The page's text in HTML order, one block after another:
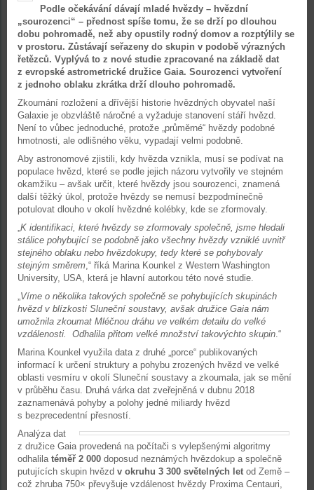
Podle očekávání dávají mladé hvězdy – hvězdní
„sourozenci“ – přednost spíše tomu, že se drží po dlouhou
dobu pohromadě, než aby opustily rodný domov a rozptýlily se
v prostoru. Zůstávají seřazeny do skupin v podobě výrazných
řetězců. Vyplývá to z nové studie zpracované na základě dat
z evropské astrometrické družice Gaia. Sourozenci vytvoření
z jednoho oblaku zkrátka drží dlouho pohromadě.
Zkoumání rozložení a dřívější historie hvězdných obyvatel naší
Galaxie je obzvláště náročné a vyžaduje stanovení stáří hvězd.
Není to vůbec jednoduché, protože „průměrné“ hvězdy podobné
hmotnosti, ale odlišného věku, vypadají velmi podobně.
Aby astronomové zjistili, kdy hvězda vznikla, musí se podívat na
populace hvězd, které se podle jejich názoru vytvořily ve stejném
okamžiku – avšak určit, které hvězdy jsou sourozenci, znamená
další těžký úkol, protože hvězdy se nemusí bezpodmínečně
potulovat dlouho v okolí hvězdné kolébky, kde se zformovaly.
„K identifikaci, které hvězdy se zformovaly společně, jsme hledali
stálice pohybující se podobně jako všechny hvězdy vzniklé uvnitř
stejného oblaku nebo hvězdokupy, tedy které se pohybovaly
stejným směrem,“ říká Marina Kounkel z Western Washington
University, USA, která je hlavní autorkou této nové studie.
„Víme o několika takových společně se pohybujících skupinách
hvězd v blízkosti Sluneční soustavy, avšak družice Gaia nám
umožnila zkoumat Mléčnou dráhu ve velkém detailu do velké
vzdálenosti. Odhalila přitom velké množství takovýchto skupin.“
Marina Kounkel využila data z druhé „porce“ publikovaných
informací k určení struktury a pohybu zrozených hvězd ve velké
oblasti vesmíru v okolí Sluneční soustavy a zkoumala, jak se mění
v průběhu času. Druhá várka dat zveřejněná v dubnu 2018
zaznamenává pohyby a polohy jedné miliardy hvězd
s bezprecedentní přesností.
Analýza dat
z družice Gaia provedená na počítači s vylepšenými algoritmy
odhalila téměř 2 000 doposud neznámých hvězdokup a společně
putujících skupin hvězd v okruhu 3 300 světelných let od Země –
což zhruba 750× převyšuje vzdálenost hvězdy Proxima Centauri,